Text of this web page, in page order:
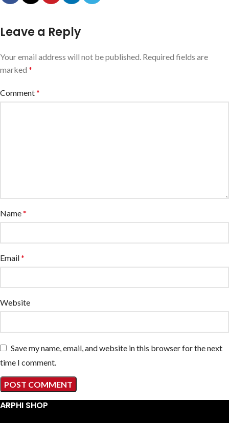
Leave a Reply
Your email address will not be published. Required fields are
marked *
Comment*
Name*
Email*
Website
Save my name, email, and website in this browser for the next
time I comment.
ARPHI SHOP